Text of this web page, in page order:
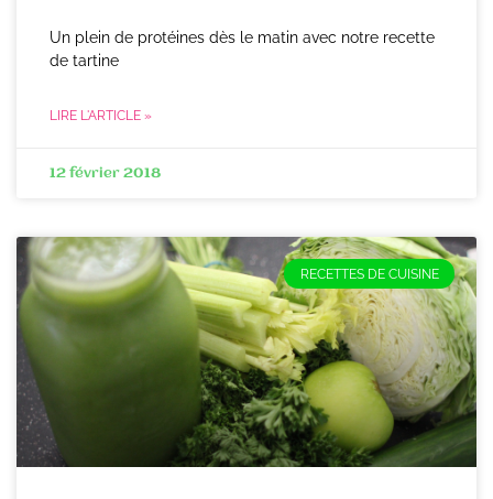
Un plein de protéines dès le matin avec notre recette
de tartine
LIRE L'ARTICLE »
12 février 2018
RECETTES DE CUISINE